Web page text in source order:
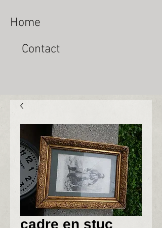
Home
Contact
cadre en stuc